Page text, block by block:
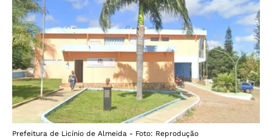
Prefeitura de Licínio de Almeida - Foto: Reprodução